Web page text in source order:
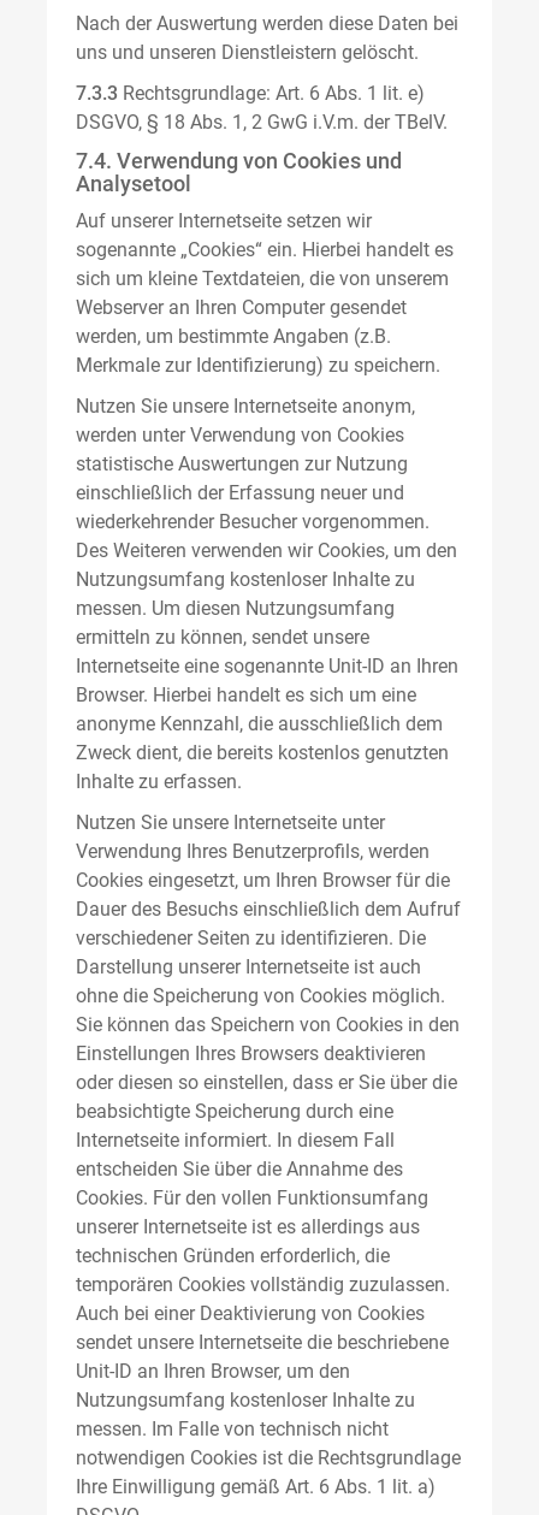
Nach der Auswertung werden diese Daten bei
uns und unseren Dienstleistern gelöscht.
7.3.3 Rechtsgrundlage: Art. 6 Abs. 1 lit. e)
DSGVO, § 18 Abs. 1, 2 GwG i.V.m. der TBelV.
7.4. Verwendung von Cookies und
Analysetool
Auf unserer Internetseite setzen wir
sogenannte „Cookies“ ein. Hierbei handelt es
sich um kleine Textdateien, die von unserem
Webserver an Ihren Computer gesendet
werden, um bestimmte Angaben (z.B.
Merkmale zur Identifizierung) zu speichern.
Nutzen Sie unsere Internetseite anonym,
werden unter Verwendung von Cookies
statistische Auswertungen zur Nutzung
einschließlich der Erfassung neuer und
wiederkehrender Besucher vorgenommen.
Des Weiteren verwenden wir Cookies, um den
Nutzungsumfang kostenloser Inhalte zu
messen. Um diesen Nutzungsumfang
ermitteln zu können, sendet unsere
Internetseite eine sogenannte Unit-ID an Ihren
Browser. Hierbei handelt es sich um eine
anonyme Kennzahl, die ausschließlich dem
Zweck dient, die bereits kostenlos genutzten
Inhalte zu erfassen.
Nutzen Sie unsere Internetseite unter
Verwendung Ihres Benutzerprofils, werden
Cookies eingesetzt, um Ihren Browser für die
Dauer des Besuchs einschließlich dem Aufruf
verschiedener Seiten zu identifizieren. Die
Darstellung unserer Internetseite ist auch
ohne die Speicherung von Cookies möglich.
Sie können das Speichern von Cookies in den
Einstellungen Ihres Browsers deaktivieren
oder diesen so einstellen, dass er Sie über die
beabsichtigte Speicherung durch eine
Internetseite informiert. In diesem Fall
entscheiden Sie über die Annahme des
Cookies. Für den vollen Funktionsumfang
unserer Internetseite ist es allerdings aus
technischen Gründen erforderlich, die
temporären Cookies vollständig zuzulassen.
Auch bei einer Deaktivierung von Cookies
sendet unsere Internetseite die beschriebene
Unit-ID an Ihren Browser, um den
Nutzungsumfang kostenloser Inhalte zu
messen. Im Falle von technisch nicht
notwendigen Cookies ist die Rechtsgrundlage
Ihre Einwilligung gemäß Art. 6 Abs. 1 lit. a)